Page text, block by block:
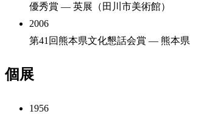
優秀賞 — 英展（田川市美術館）
2006
第41回熊本県文化懇話会賞 — 熊本県
個展
1956